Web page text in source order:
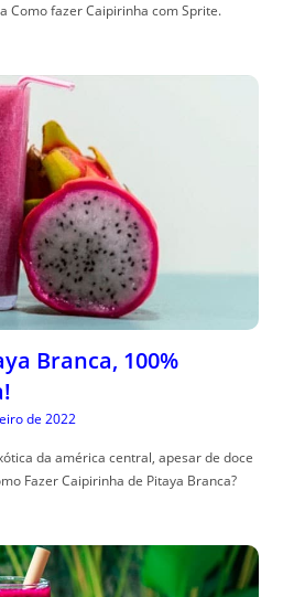
Como fazer Caipirinha com Sprite.
Branca, 100%
de 2022
da américa central, apesar de doce
Fazer Caipirinha de Pitaya Branca?